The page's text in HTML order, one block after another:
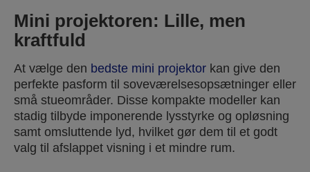
Mini projektoren: Lille, men
kraftfuld
At vælge den bedste mini projektor kan give den
perfekte pasform til soveværelsesopsætninger eller
små stueområder. Disse kompakte modeller kan
stadig tilbyde imponerende lysstyrke og opløsning
samt omsluttende lyd, hvilket gør dem til et godt
valg til afslappet visning i et mindre rum.